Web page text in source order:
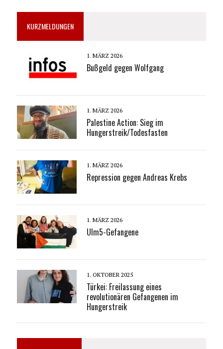
KURZMELDUNGEN
1. MÄRZ 2026
Bußgeld gegen Wolfgang
1. MÄRZ 2026
Palestine Action: Sieg im
Hungerstreik/Todesfasten
1. MÄRZ 2026
Repression gegen Andreas Krebs
1. MÄRZ 2026
Ulm5-Gefangene
1. OKTOBER 2025
Türkei: Freilassung eines
revolutionären Gefangenen im
Hungerstreik